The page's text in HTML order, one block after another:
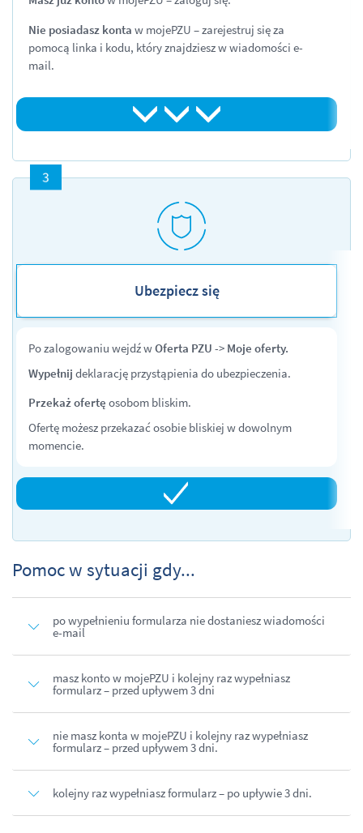
Nie posiadasz konta w mojePZU – zarejestruj się za
pomocą linka i kodu, który znajdziesz w wiadomości e-
mail.
Ubezpiecz się
Po zalogowaniu wejdź wOferta PZU -> Moje oferty.
Wypełnij deklarację przystąpienia do ubezpieczenia.
Przekaż ofertę osobom bliskim.
Ofertę możesz przekazać osobie bliskiej w dowolnym
momencie.
Pomoc w sytuacji gdy...
po wypełnieniu formularza nie dostaniesz wiadomości
e-mail
masz konto w mojePZU i kolejny raz wypełniasz
formularz – przed upływem 3 dni
nie masz konta w mojePZU i kolejny raz wypełniasz
formularz – przed upływem 3 dni.
kolejny raz wypełniasz formularz – po upływie 3 dni.